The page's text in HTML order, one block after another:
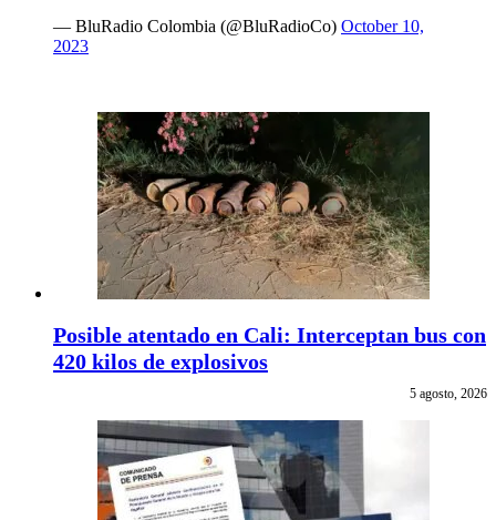
— BluRadio Colombia (@BluRadioCo) October 10,
2023
Posible atentado en Cali: Interceptan bus con
420 kilos de explosivos
5 agosto, 2026